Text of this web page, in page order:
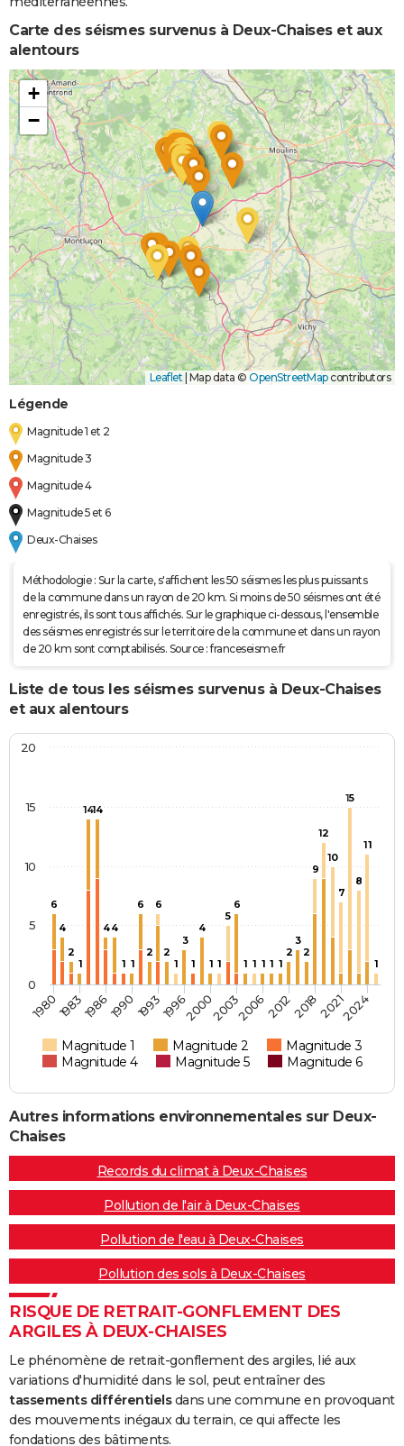
Carte des séismes survenus à Deux-Chaises et aux
alentours
+
−
Leaflet Map data © OpenStreetMapcontributors
Légende
Magnitude 1 et 2
Magnitude 3
Magnitude 4
Magnitude 5 et 6
Deux-Chaises
Méthodologie : Sur la carte, s'affichent les 50 séismes les plus puissants
de la commune dans un rayon de 20 km. Si moins de 50 séismes ont été
enregistrés, ils sont tous affichés. Sur le graphique ci-dessous, l'ensemble
des séismes enregistrés sur le territoire de la commune et dans un rayon
de 20 km sont comptabilisés. Source : franceseisme.fr
Liste de tous les séismes survenus à Deux-Chaises
et aux alentours
6
4
2
1
1414
44
1 1
6
2
6
2
1
3
1
4
1 1
5
6
1 1 1 1 1
2
3
2
9
12
10
7
15
8
11
1
Magnitude 1 Magnitude 2
Magnitude 3
Magnitude 4
Magnitude 5 Magnitude 6
1980198319861990199319962000200320062012201820212024
0
5
10
15
20
Autres informations environnementales sur Deux-
Chaises
Records du climat à Deux-Chaises
Pollution de l'air à Deux-Chaises
Pollution de l'eau à Deux-Chaises
Pollution des sols à Deux-Chaises
RISQUE DE RETRAIT-GONFLEMENT DES
ARGILES À DEUX-CHAISES
Le phénomène de retrait-gonflement des argiles, lié aux
variations d'humidité dans le sol, peut entraîner des
tassements différentielsdans une commune en provoquant
des mouvements inégaux du terrain, ce qui affecte les
fondations des bâtiments.